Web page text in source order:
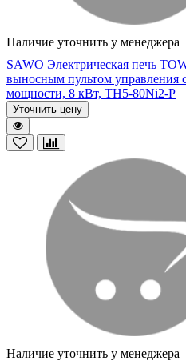
Наличие уточнить у менеджера
SAWO Электрическая печь
выносным пультом управления
мощности, 8 кВт, TH5-80Ni2-P
Уточнить цену
Наличие уточнить у менеджера